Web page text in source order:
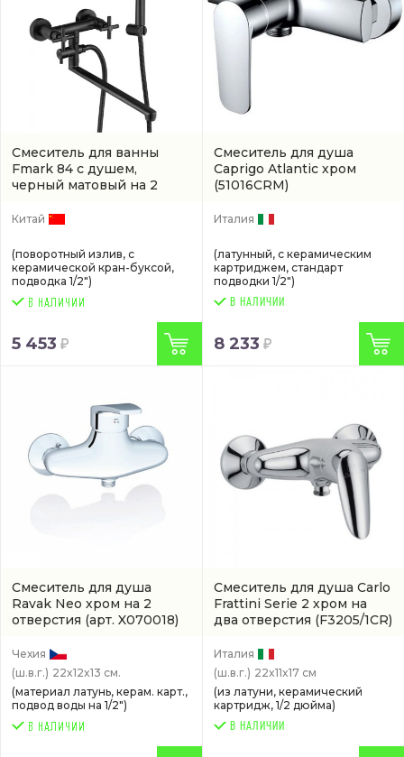
Смеситель для ванны
Fmark 84 с душем,
черный матовый на 2
FS8424H)
Китай
(поворотный излив, с
керамической кран-буксой,
подводка 1/2")
5 453
Смеситель для душа
Caprigo Atlantic хром
(51016CRM)
Италия
(латунный, с керамическим
картриджем, стандарт
подводки 1/2")
В НАЛИЧИИ
8 233
Смеситель для душа
Ravak Neo хром на 2
отверстия (арт. X070018)
Чехия
(ш.в.г.) 22x12x13 см.
(материал латунь, керам. карт.,
подвод воды на 1/2")
Смеситель для душа Carlo
Frattini Serie 2 хром на
два отверстия (F3205/1CR)
Италия
(ш.в.г.) 22x11x17 см
(из латуни, керамический
картридж, 1/2 дюйма)
В НАЛИЧИИ